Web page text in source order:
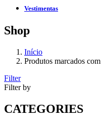
Vestimentas
Shop
Início
Produtos marcados
Filter
Filter by
CATEGORIES